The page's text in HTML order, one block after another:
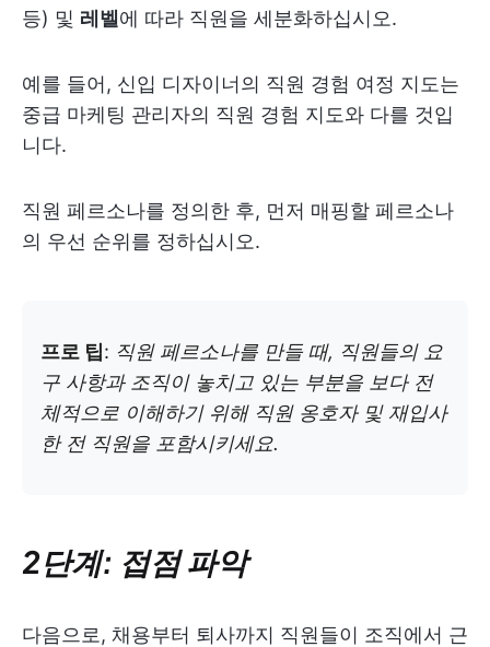
등) 및 레벨에 따라 직원을 세분화하십시오.
예를 들어, 신입 디자이너의 직원 경험 여정 지도는
중급 마케팅 관리자의 직원 경험 지도와 다를 것입
니다.
직원 페르소나를 정의한 후, 먼저 매핑할 페르소나
의 우선 순위를 정하십시오.
프로 팁: 직원 페르소나를 만들 때, 직원들의 요
구 사항과 조직이 놓치고 있는 부분을 보다 전
체적으로 이해하기 위해 직원 옹호자 및 재입사
한 전 직원을 포함시키세요.
2단계: 접점 파악
다음으로, 채용부터 퇴사까지 직원들이 조직에서 근